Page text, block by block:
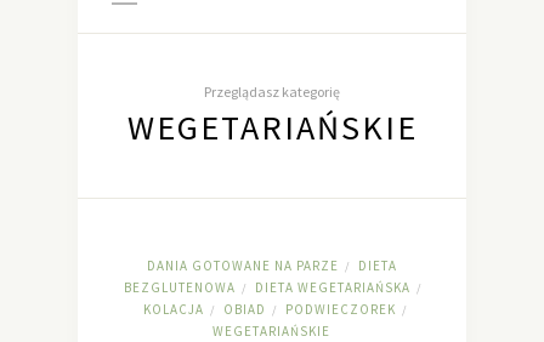
Przeglądasz kategorię
WEGETARIAŃSKIE
DANIA GOTOWANE NA PARZE /
DIETA
BEZGLUTENOWA / DIETA WEGETARIAŃSKA /
KOLACJA / OBIAD / PODWIECZOREK /
WEGETARIAŃSKIE